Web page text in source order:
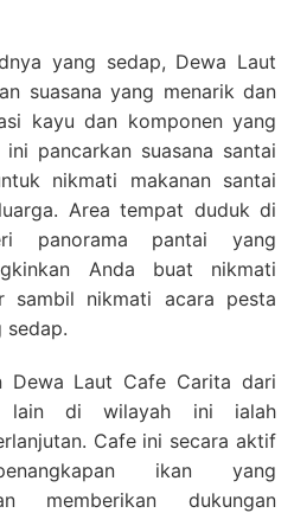
yang sedap, Dewa Laut
suasana yang menarik dan
kayu dan komponen yang
pancarkan suasana santai
nikmati makanan santai
Area tempat duduk di
panorama pantai yang
Anda buat nikmati
sambil nikmati acara pesta
sedap.
Dewa Laut Cafe Carita dari
lain di wilayah ini ialah
Cafe ini secara aktif
ikan yang
memberikan dukungan